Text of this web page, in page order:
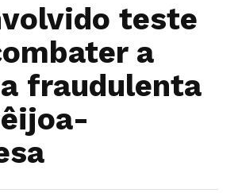
teste
a
fraudulenta